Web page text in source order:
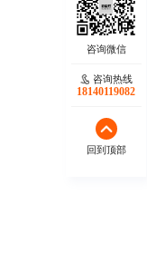
咨询热线
18140119082
回到顶部